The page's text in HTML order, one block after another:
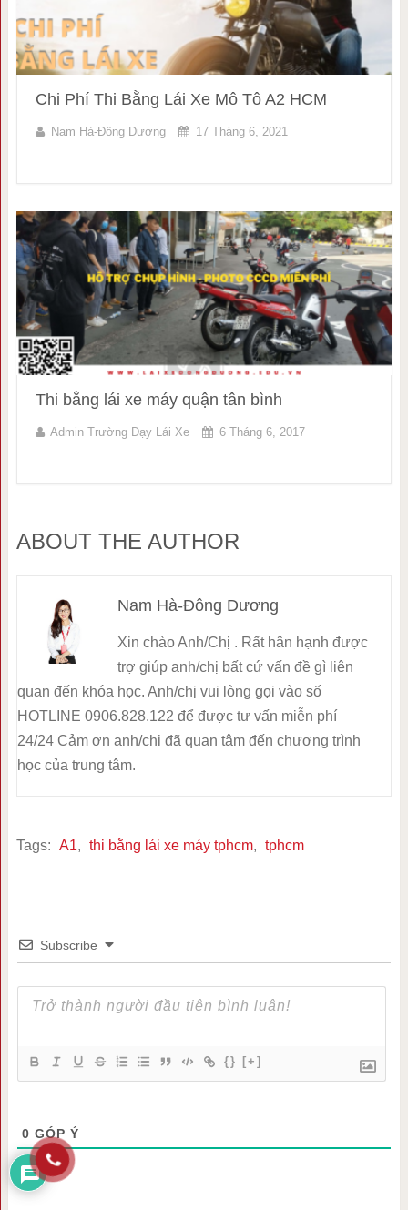
Chi Phí Thi Bằng Lái Xe Mô Tô A2 HCM
Nam Hà-Đông Dương 17 Tháng 6, 2021
Thi bằng lái xe máy quận tân bình
Admin Trường Dạy Lái Xe 6 Tháng 6, 2017
ABOUT THE AUTHOR
Nam Hà-Đông Dương
Xin chào Anh/Chị . Rất hân hạnh được
trợ giúp anh/chị bất cứ vấn đề gì liên
quan đến khóa học. Anh/chị vui lòng gọi vào số
HOTLINE 0906.828.122 để được tư vấn miễn phí
24/24 Cảm ơn anh/chị đã quan tâm đến chương trình
học của trung tâm.
Tags: A1, thi bằng lái xe máy tphcm, tphcm
Subscribe
{} [+]
0 GÓP Ý